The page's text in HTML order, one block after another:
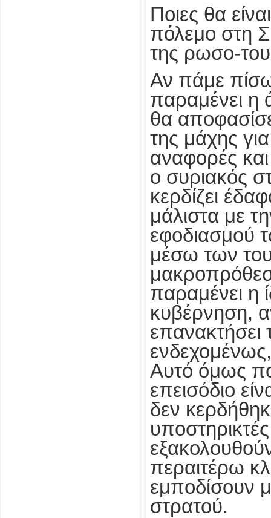
Ποιες θα
πόλεμο στη
της ρωσο-
Αν πάμε
παραμένει η
θα
της μάχης
αναφορές
ο συριακός
κερδίζει
μάλιστα με
εφοδιασμού
μέσω των
παραμένει η
κυβέρνηση,
επανακτήσει
Αυτό όμως
επεισόδιο
δεν
περαιτέρω
εμποδίσουν
στρατού.